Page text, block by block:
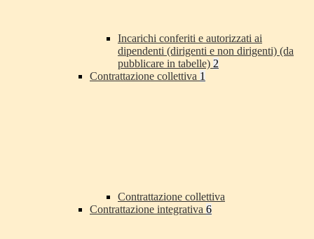
Incarichi conferiti e autorizzati ai
dipendenti (dirigenti e non dirigenti) (da
pubblicare in tabelle) 2
Contrattazione collettiva 1
Contrattazione collettiva
Contrattazione integrativa 6